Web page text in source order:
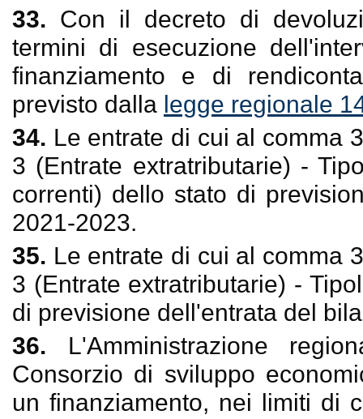
33. Con il decreto di
termini di esecuzione
finanziamento e di
previsto dalla legge regionale
34. Le entrate di cui al comma
3 (Entrate extratributarie) -
correnti) dello stato di
2021-2023.
35. Le entrate di cui al comma
3 (Entrate extratributarie) -
di previsione dell'entrata del
36. L'Amministrazione
Consorzio di sviluppo
un finanziamento, nei limiti di